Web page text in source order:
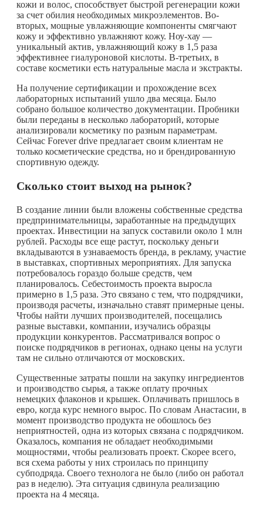
кожи и волос, способствует быстрой регенерации кожи
за счет обилия необходимых микроэлементов. Во-
вторых, мощные увлажняющие компоненты смягчают
кожу и эффективно увлажняют кожу. Ноу-хау —
уникальный актив, увлажняющий кожу в 1,5 раза
эффективнее гиалуроновой кислоты. В-третьих, в
составе косметики есть натуральные масла и экстракты.
На получение сертификации и прохождение всех
лабораторных испытаний ушло два месяца. Было
собрано большое количество документации. Пробники
были переданы в несколько лабораторий, которые
анализировали косметику по разным параметрам.
Сейчас Forever drive предлагает своим клиентам не
только косметические средства, но и брендированную
спортивную одежду.
Сколько стоит выход на рынок?
В создание линии были вложены собственные средства
предпринимательницы, заработанные на предыдущих
проектах. Инвестиции на запуск составили около 1 млн
рублей. Расходы все еще растут, поскольку деньги
вкладываются в узнаваемость бренда, в рекламу, участие
в выставках, спортивных мероприятиях. Для запуска
потребовалось гораздо больше средств, чем
планировалось. Себестоимость проекта выросла
примерно в 1,5 раза. Это связано с тем, что подрядчики,
производя расчеты, изначально ставят примерные цены.
Чтобы найти лучших производителей, посещались
разные выставки, компании, изучались образцы
продукции конкурентов. Рассматривался вопрос о
поиске подрядчиков в регионах, однако цены на услуги
там не сильно отличаются от московских.
Существенные затраты пошли на закупку ингредиентов
и производство сырья, а также оплату прочных
немецких флаконов и крышек. Оплачивать пришлось в
евро, когда курс немного вырос. По словам Анастасии, в
момент производство продукта не обошлось без
неприятностей, одна из которых связана с подрядчиком.
Оказалось, компания не обладает необходимыми
мощностями, чтобы реализовать проект. Скорее всего,
вся схема работы у них строилась по принципу
субподряда. Своего технолога не было (либо он работал
раз в неделю). Эта ситуация сдвинула реализацию
проекта на 4 месяца.